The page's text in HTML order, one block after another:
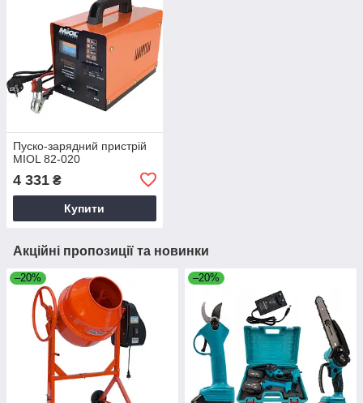
Пуско-зарядний пристрій
MIOL 82-020
4 331 ₴
Купити
Акційні пропозиції та новинки
–20% –20%